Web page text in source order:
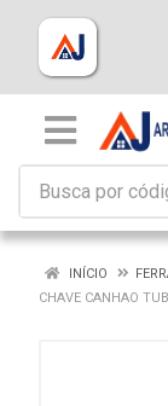
INÍCIO
CHAVE CANHAO